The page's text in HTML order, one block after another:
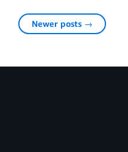
Newer posts →